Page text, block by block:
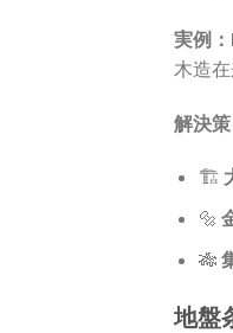
実例
木造
解決
🏗️
🔩
🎋
地盤